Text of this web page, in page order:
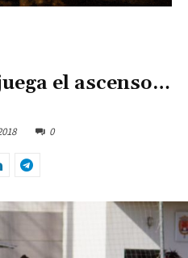
el ascenso…
0